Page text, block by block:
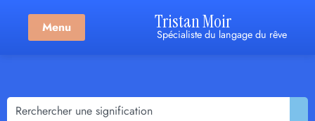
Menu Tristan Moir
Spécialiste du langage du rêve